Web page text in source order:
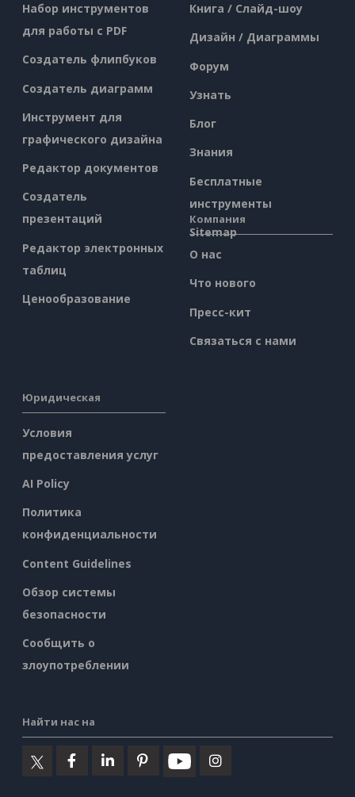
Набор инструментов
для работы с PDF
Создатель флипбуков
Создатель диаграмм
Инструмент для
графического дизайна
Редактор документов
Создатель
презентаций
Редактор электронных
таблиц
Ценообразование
Книга / Слайд-шоу
Дизайн / Диаграммы
Форум
Узнать
Блог
Знания
Бесплатные
инструменты
Sitemap
Компания
О нас
Что нового
Пресс-кит
Связаться с нами
Юридическая
Условия
предоставления услуг
AI Policy
Политика
конфиденциальности
Content Guidelines
Обзор системы
безопасности
Сообщить о
злоупотреблении
Найти нас на